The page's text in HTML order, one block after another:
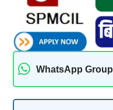
WhatsApp Group